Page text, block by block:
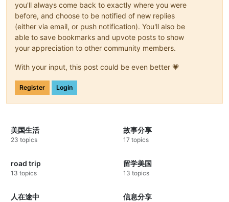
you'll always come back to exactly where you were
before, and choose to be notified of new replies
(either via email, or push notification). You'll also be
able to save bookmarks and upvote posts to show
your appreciation to other community members.
With your input, this post could be even better 💗
Register Login
美国生活
23 topics
故事分享
17 topics
road trip
13 topics
留学美国
13 topics
人在途中 信息分享